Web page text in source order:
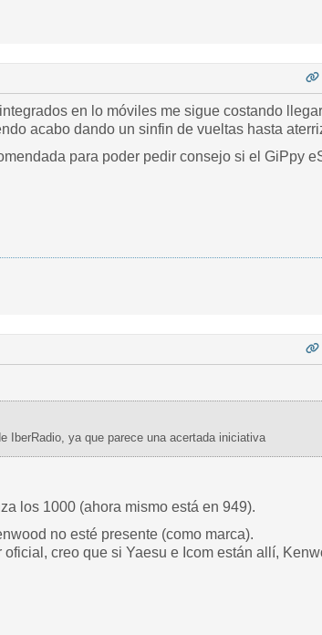
en lo móviles me sigue costando
para poder pedir consejo si el GiPpy
IberRadio, ya que parece una acertada iniciativa
los 1000 (ahora mismo está en 949).
no esté presente (como marca).
creo que si Yaesu e Icom están allí,